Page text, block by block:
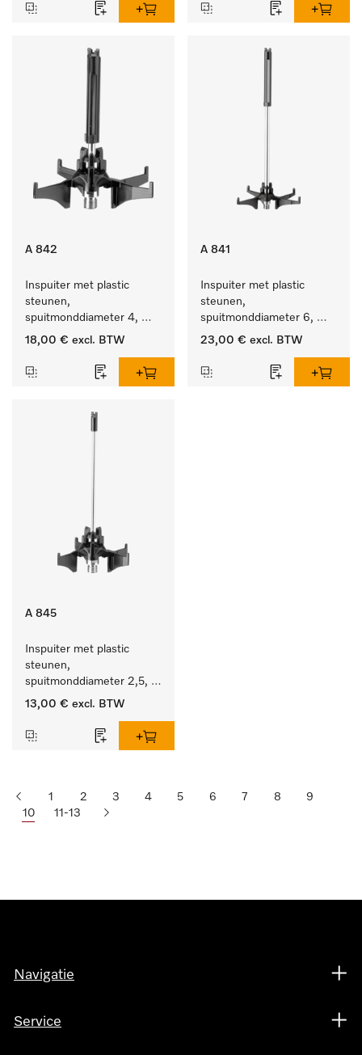
A 842
Inspuiter met plastic
steunen,
spuitmonddiameter 4,
lengte 90 mm, 1 stuk
18,00 € excl. BTW
A 841
Inspuiter met plastic
steunen,
spuitmonddiameter 6,
lengte 210 mm, 1 stuk
23,00 € excl. BTW
A 845
Inspuiter met plastic
steunen,
spuitmonddiameter 2,5,
lengte 125 mm, 1 stuk.
13,00 € excl. BTW
1 2 3 4 5 6 7 8
9
10
11-13
Navigatie
Service